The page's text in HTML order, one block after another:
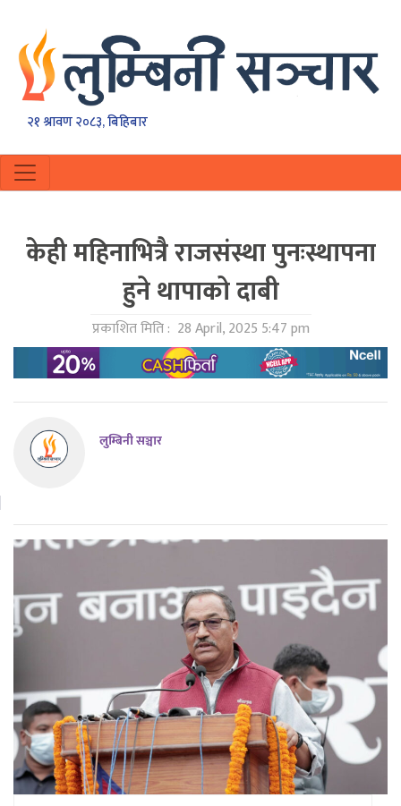
२१ श्रावण २०८३, बिहिबार
केही महिनाभित्रै राजसंस्था पुनःस्थापना
हुने थापाको दाबी
प्रकाशित मिति : 28 April, 2025 5:47 pm
लुम्बिनी सञ्चार